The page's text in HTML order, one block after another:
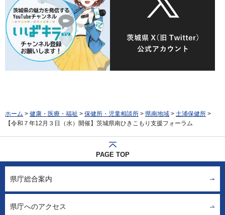
ホーム > 健康・医療・福祉 > 保健所・児童相談所 > 県南地域 > 土浦保健所 >
【令和７年12月３日（水）開催】茨城県南ひきこもり支援フォーラム
PAGE TOP
県庁総合案内
県庁へのアクセス